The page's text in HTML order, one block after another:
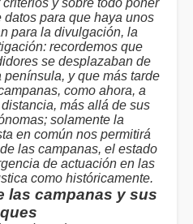
y sobre todo poner
para que haya unos
para la divulgación, la
recordemos que
se desplazaban de
península, y que más tarde
como ahora, a
más allá de sus
solamente la
en común nos permitirá
las campanas, el estado
de actuación en las
como históricamente.
las campanas y sus